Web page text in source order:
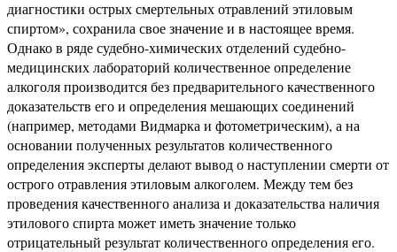
диагностики острых смертельных отравлений этиловым
спиртом», сохранила свое значение и в настоящее время.
Однако в ряде судебно-химических отделений судебно-
медицинских лабораторий количественное определение
алкоголя производится без предварительного качественного
доказательств его и определения мешающих соединений
(например, методами Видмарка и фотометрическим), а на
основании полученных результатов количественного
определения эксперты делают вывод о наступлении смерти от
острого отравления этиловым алкоголем. Между тем без
проведения качественного анализа и доказательства наличия
этилового спирта может иметь значение только
отрицательный результат количественного определения его.